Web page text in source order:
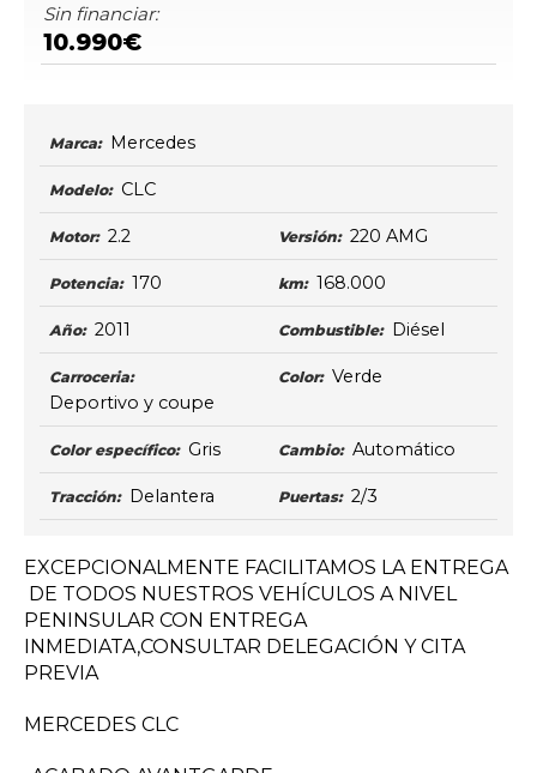
Sin financiar:
10.990€
Marca: Mercedes
Modelo: CLC
Motor: 2.2 Versión: 220 AMG
Potencia: 170 km: 168.000
Año: 2011 Combustible: Diésel
Carroceria:
Deportivo y coupe
Color: Verde
Color específico: Gris Cambio: Automático
Tracción: Delantera Puertas: 2/3
EXCEPCIONALMENTE FACILITAMOS LA ENTREGA
DE TODOS NUESTROS VEHÍCULOS A NIVEL
PENINSULAR CON ENTREGA
INMEDIATA,CONSULTAR DELEGACIÓN Y CITA
PREVIA
MERCEDES CLC